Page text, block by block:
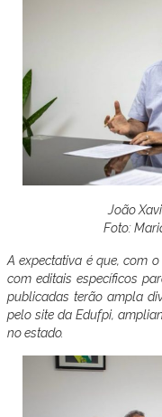
João
Foto:
A expectativa é que, com
com editais específicos
publicadas terão ampla
pelo site da Edufpi,
no estado.